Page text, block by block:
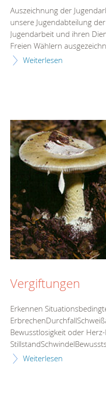
Auszeichnung der
unsere Jugendabteilung
Jugendarbeit und ihren
Freien Wählern
Weiterlesen
Vergiftungen
Erkennen
Bewusstlosigkeit oder
Weiterlesen